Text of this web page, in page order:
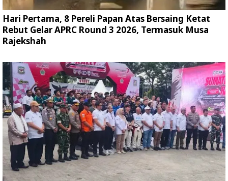
Hari Pertama, 8 Pereli Papan Atas Bersaing Ketat
Rebut Gelar APRC Round 3 2026, Termasuk Musa
Rajekshah